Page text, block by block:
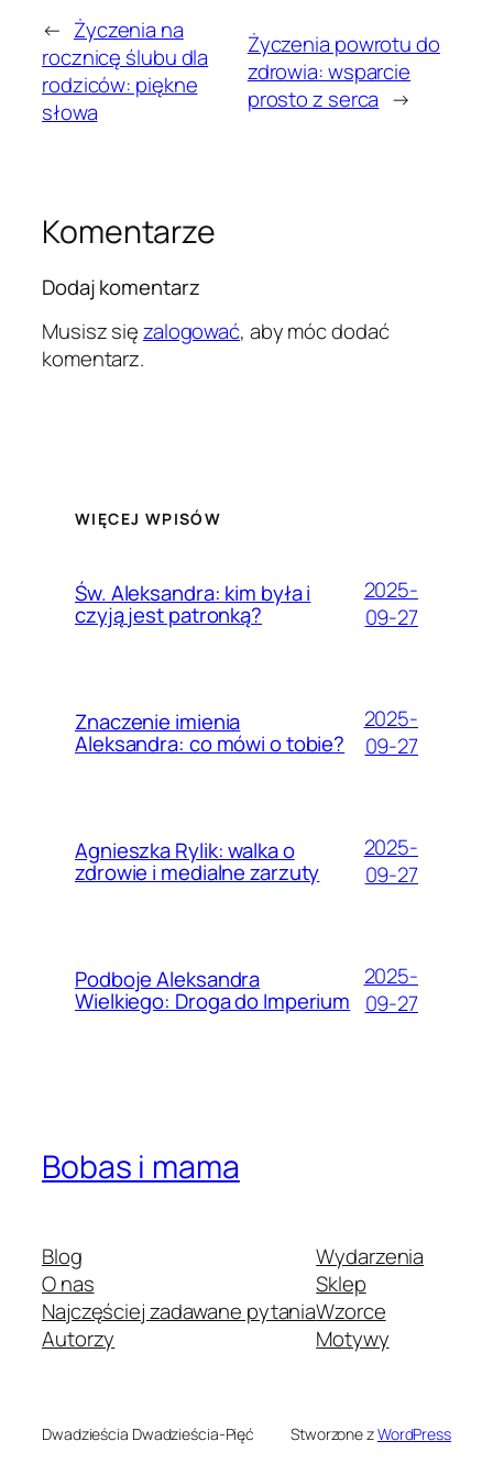
← Życzenia na
rocznicę ślubu dla
rodziców: piękne
słowa
Życzenia powrotu do
zdrowia: wsparcie
prosto z serca →
Komentarze
Dodaj komentarz
Musisz sięzalogować, aby móc dodać
komentarz.
WIĘCEJ WPISÓW
Św. Aleksandra: kim była i
czyją jest patronką?
2025-
09-27
Znaczenie imienia
Aleksandra: co mówi o tobie?
2025-
09-27
Agnieszka Rylik: walka o
zdrowie i medialne zarzuty
2025-
09-27
Podboje Aleksandra
Wielkiego: Droga do Imperium
2025-
09-27
Bobas i mama
Blog
O nas
Najczęściej zadawane pytania
Autorzy
Wydarzenia
Sklep
Wzorce
Motywy
Dwadzieścia Dwadzieścia-Pięć Stworzone zWordPress